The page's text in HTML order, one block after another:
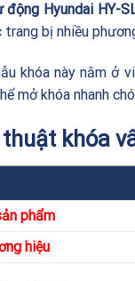
động Hyundai HY-
trang bị nhiều
khóa này nằm ở
mở khóa nhanh
khóa
phẩm
hiệu